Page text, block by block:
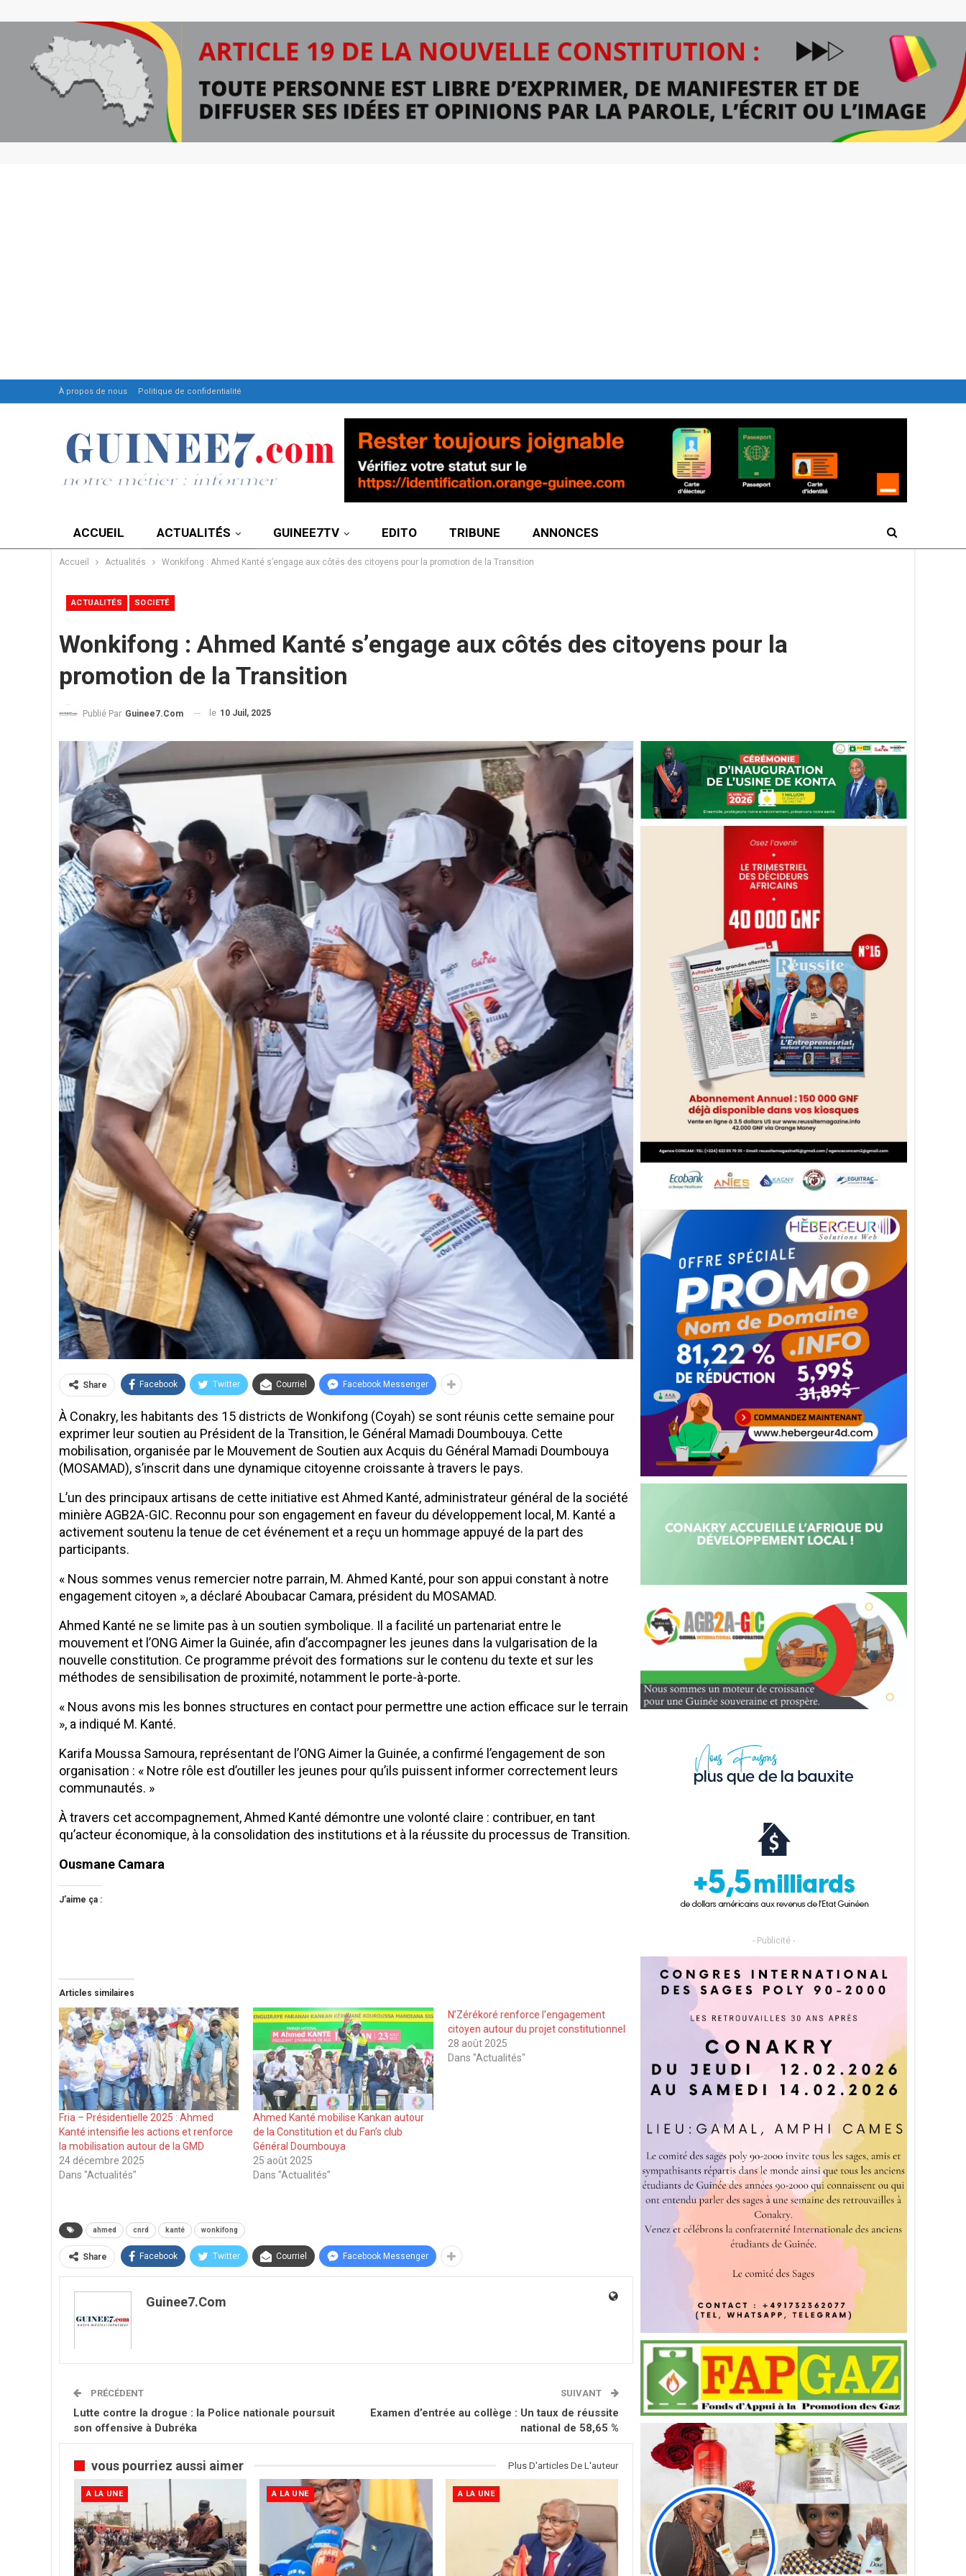
À propos de nous Politique de confidentialité
ACCUEIL ACTUALITÉS GUINEE7TV EDITO TRIBUNE ANNONCES
Accueil Actualités Wonkifong : Ahmed Kanté s’engage aux côtés des citoyens pour la promotion de la Transition
ACTUALITÉS SOCIETÉ
Wonkifong : Ahmed Kanté s’engage aux côtés des citoyens pour la
promotion de la Transition
Publié Par Guinee7.com le 10 Juil, 2025
Share Facebook Twitter Courriel Facebook Messenger
À Conakry, les habitants des 15 districts de Wonkifong (Coyah) se sont réunis cette semaine pour
exprimer leur soutien au Président de la Transition, le Général Mamadi Doumbouya. Cette
mobilisation, organisée par le Mouvement de Soutien aux Acquis du Général Mamadi Doumbouya
(MOSAMAD), s’inscrit dans une dynamique citoyenne croissante à travers le pays.
L’un des principaux artisans de cette initiative est Ahmed Kanté, administrateur général de la société
minière AGB2A-GIC. Reconnu pour son engagement en faveur du développement local, M. Kanté a
activement soutenu la tenue de cet événement et a reçu un hommage appuyé de la part des
participants.
« Nous sommes venus remercier notre parrain, M. Ahmed Kanté, pour son appui constant à notre
engagement citoyen », a déclaré Aboubacar Camara, président du MOSAMAD.
Ahmed Kanté ne se limite pas à un soutien symbolique. Il a facilité un partenariat entre le
mouvement et l’ONG Aimer la Guinée, afin d’accompagner les jeunes dans la vulgarisation de la
nouvelle constitution. Ce programme prévoit des formations sur le contenu du texte et sur les
méthodes de sensibilisation de proximité, notamment le porte-à-porte.
« Nous avons mis les bonnes structures en contact pour permettre une action efficace sur le terrain
», a indiqué M. Kanté.
Karifa Moussa Samoura, représentant de l’ONG Aimer la Guinée, a confirmé l’engagement de son
organisation : « Notre rôle est d’outiller les jeunes pour qu’ils puissent informer correctement leurs
communautés. »
À travers cet accompagnement, Ahmed Kanté démontre une volonté claire : contribuer, en tant
qu’acteur économique, à la consolidation des institutions et à la réussite du processus de Transition.
Ousmane Camara
J’aime ça :
Articles similaires
Fria – Présidentielle 2025 : Ahmed
Kanté intensifie les actions et renforce
la mobilisation autour de la GMD
24 décembre 2025
Dans "Actualités"
Ahmed Kanté mobilise Kankan autour
de la Constitution et du Fan’s club
Général Doumbouya
25 août 2025
Dans "Actualités"
N’Zérékoré renforce l’engagement
citoyen autour du projet constitutionnel
28 août 2025
Dans "Actualités"
ahmed cnrd kanté wonkifong
Share Facebook Twitter Courriel Facebook Messenger
Guinee7.com
PRÉCÉDENT
Lutte contre la drogue : la Police nationale poursuit
son offensive à Dubréka
SUIVANT
Examen d’entrée au collège : Un taux de réussite
national de 58,65 %
vous pourriez aussi aimer Plus D'articles De L'auteur
A LA UNE A LA UNE A LA UNE
- Publicité -